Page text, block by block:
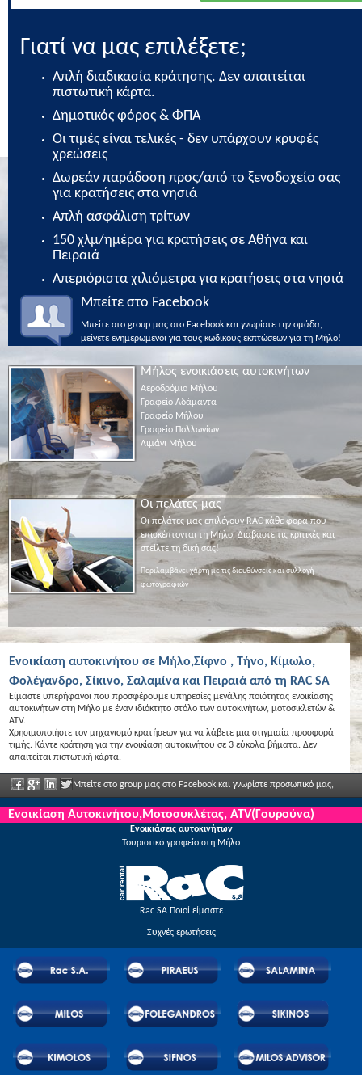
Γιατί να μας επιλέξετε;
Απλή διαδικασία κράτησης. Δεν απαιτείται
πιστωτική κάρτα.
Δημοτικός φόρος & ΦΠΑ
Οι τιμές είναι τελικές - δεν υπάρχουν κρυφές
χρεώσεις
Δωρεάν παράδοση προς/από το ξενοδοχείο σας
για κρατήσεις στα νησιά
Απλή ασφάλιση τρίτων
150 χλμ/ημέρα για κρατήσεις σε Αθήνα και
Πειραιά
Απεριόριστα χιλιόμετρα για κρατήσεις στα νησιά
Μπείτε στο Facebook
Μπείτε στο group μας στο Facebook και γνωρίστε την ομάδα,
μείνετε ενημερωμένοι για τους κωδικούς εκπτώσεων για τη Μήλο!
Μήλος ενοικιάσεις αυτοκινήτων
Αεροδρόμιο Μήλου
Γραφείο Αδάμαντα
Γραφείο Μήλου
Γραφείο Πολλωνίων
Λιμάνι Μήλου
Οι πελάτες μας
Οι πελάτες μας επιλέγουν RAC κάθε φορά που
επισκέπτονται τη Μήλο. Διαβάστε τις κριτικές και
στείλτε τη δική σας!
Περιλαμβάνει χάρτη με τις διευθύνσεις και συλλογή
φωτογραφιών
Ενοικίαση αυτοκινήτου σε Μήλο,Σίφνο , Τήνο, Κίμωλο,
Φολέγανδρο, Σίκινο, Σαλαμίνα και Πειραιά από τη RAC SA
Είμαστε υπερήφανοι που προσφέρουμε υπηρεσίες μεγάλης ποιότητας ενοικίασης
αυτοκινήτων στη Μήλο με έναν ιδιόκτητο στόλο των αυτοκινήτων, μοτοσικλετών &
ATV.
Χρησιμοποιήστε τον μηχανισμό κρατήσεων για να λάβετε μια στιγμιαία προσφορά
τιμής. Κάντε κράτηση για την ενοικίαση αυτοκινήτου σε 3 εύκολα βήματα. Δεν
απαιτείται πιστωτική κάρτα.
Μπείτε στο group μας στο Facebook και γνωρίστε προσωπικό μας,
πείτα μας τις απόψεις σας και απολαύστε μεγάλες εκπτώσεις και προσφορές που
Ενοικίαση Αυτοκινήτου,Μοτοσυκλέτας, ATV(Γουρούνα)
Ενοικιάσεις αυτοκινήτων
Τουριστικό γραφείο στη Μήλο
Rac SA Ποιοί είμαστε
Συχνές ερωτήσεις